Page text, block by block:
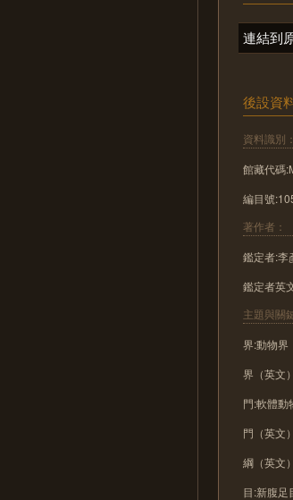
連結到
後設資
資料識別：
館藏代碼
編目號
著作者：
鑑定者:李
鑑定者英
主題與關
界:動物界
界（英文
門:軟體動
門（英文
綱（英文
目:新腹足